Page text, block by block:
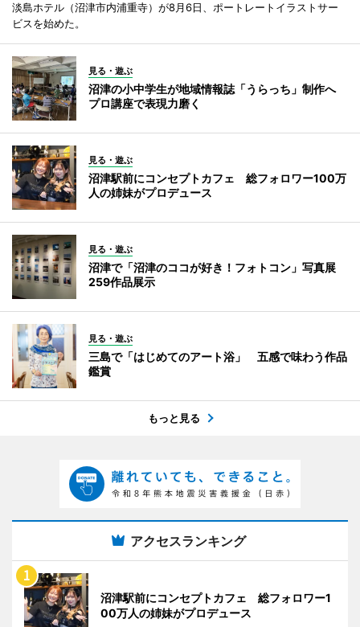
淡島ホテル（沼津市内浦重寺）が8月6日、ポートレートイラストサー
ビスを始めた。
見る・遊ぶ
沼津の小中学生が地域情報誌「うらっち」制作へ
プロ講座で表現力磨く
見る・遊ぶ
沼津駅前にコンセプトカフェ 総フォロワー100万
人の姉妹がプロデュース
見る・遊ぶ
沼津で「沼津のココが好き！フォトコン」写真展
259作品展示
見る・遊ぶ
三島で「はじめてのアート浴」 五感で味わう作品
鑑賞
もっと見る
アクセスランキング
沼津駅前にコンセプトカフェ 総フォロワー1
00万人の姉妹がプロデュース